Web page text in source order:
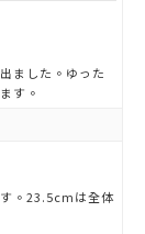
ました。ゆった
す。
。23.5cmは全体